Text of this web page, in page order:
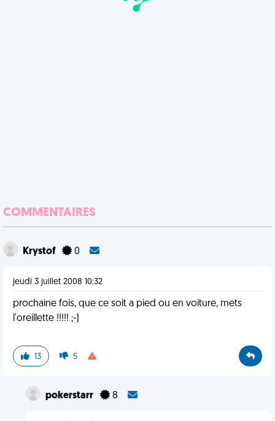
COMMENTAIRES
Krystof 0
jeudi 3 juillet 2008 10:32
prochaine fois, que ce soit a pied ou en voiture, mets
l'oreillette !!!!! ;-)
13 5
pokerstarr 8